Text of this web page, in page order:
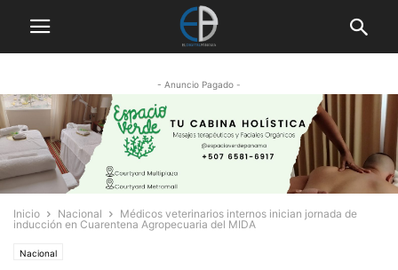
- Anuncio Pagado -
Inicio Nacional
Médicos veterinarios internos inician jornada de
inducción en Cuarentena Agropecuaria del MIDA
Nacional